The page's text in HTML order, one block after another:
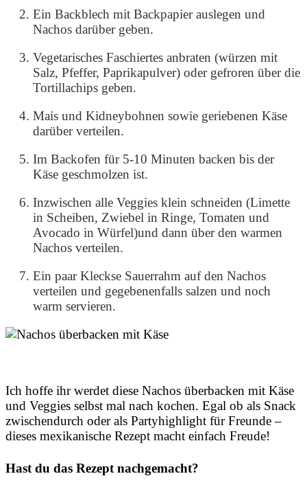
Ein Backblech mit Backpapier auslegen und
Nachos darüber geben.
Vegetarisches Faschiertes anbraten (würzen mit
Salz, Pfeffer, Paprikapulver) oder gefroren über die
Tortillachips geben.
Mais und Kidneybohnen sowie geriebenen Käse
darüber verteilen.
Im Backofen für 5-10 Minuten backen bis der
Käse geschmolzen ist.
Inzwischen alle Veggies klein schneiden (Limette
in Scheiben, Zwiebel in Ringe, Tomaten und
Avocado in Würfel)und dann über den warmen
Nachos verteilen.
Ein paar Kleckse Sauerrahm auf den Nachos
verteilen und gegebenenfalls salzen und noch
warm servieren.
Ich hoffe ihr werdet diese Nachos überbacken mit Käse
und Veggies selbst mal nach kochen. Egal ob als Snack
zwischendurch oder als Partyhighlight für Freunde –
dieses mexikanische Rezept macht einfach Freude!
Hast du das Rezept nachgemacht?